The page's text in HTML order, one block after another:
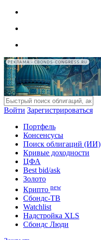
РЕКЛАМА • CBONDS-CONGRESS.RU
Войти Зарегистрироваться
Портфель
Консенсусы
Поиск облигаций (ИИ)
Кривые доходности
ЦФА
Best bid/ask
Золото
Крипто new
Сбондс-ТВ
Watchlist
Надстройка XLS
Сбондс Люди